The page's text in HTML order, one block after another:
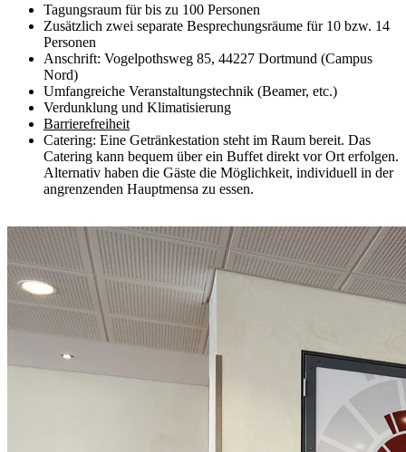
Tagungsraum für bis zu 100 Personen
Zusätzlich zwei separate Besprechungsräume für 10 bzw. 14
Personen
Anschrift: Vogelpothsweg 85, 44227 Dortmund (Campus
Nord)
Umfangreiche Veranstaltungstechnik (Beamer, etc.)
Verdunklung und Klimatisierung
Barrierefreiheit
Catering: Eine Getränkestation steht im Raum bereit. Das
Catering kann bequem über ein Buffet direkt vor Ort erfolgen.
Alternativ haben die Gäste die Möglichkeit, individuell in der
angrenzenden Hauptmensa zu essen.